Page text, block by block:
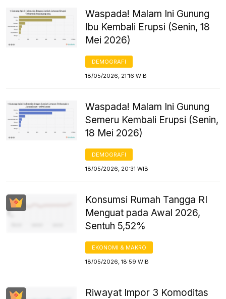
Waspada! Malam Ini Gunung
Ibu Kembali Erupsi (Senin, 18
Mei 2026)
DEMOGRAFI
18/05/2026, 21:16 WIB
Waspada! Malam Ini Gunung
Semeru Kembali Erupsi (Senin,
18 Mei 2026)
DEMOGRAFI
18/05/2026, 20:31 WIB
Konsumsi Rumah Tangga RI
Menguat pada Awal 2026,
Sentuh 5,52%
EKONOMI & MAKRO
18/05/2026, 18:59 WIB
Riwayat Impor 3 Komoditas